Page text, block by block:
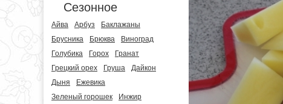
Сезонное
Айва Арбуз
Баклажаны
Брусника
Брюква
Виноград
Голубика
Горох
Гранат
Грецкий орех
Груша
Дайкон
Дыня
Ежевика
Зеленый горошек
Инжир